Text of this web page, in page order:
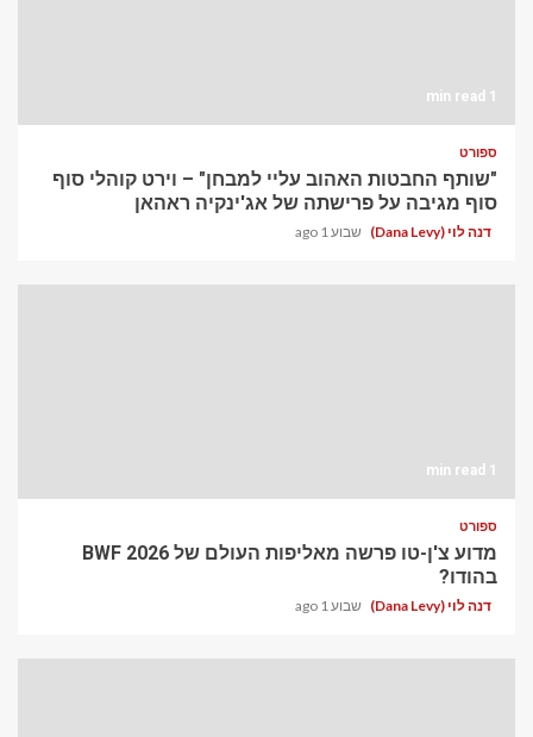
1 min read
ספורט
"שותף החבטות האהוב עליי למבחן" – וירט קוהלי סוף
סוף מגיבה על פרישתה של אג'ינקיה ראהאן
דנה לוי (Dana Levy) שבוע 1 ago
1 min read
ספורט
מדוע צ'ן-טו פרשה מאליפות העולם של BWF 2026
בהודו?
דנה לוי (Dana Levy) שבוע 1 ago